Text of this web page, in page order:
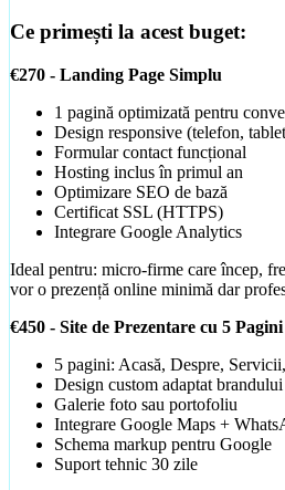
Creare Logo
Identitate vizuală pentru brandul
Prețuri Site IMM 2026
Buget pentru micro, mică, mijlocie
Ce primești la acest buget:
€270 - Landing Page Simplu
1 pagină optimizată pentru
Design responsive (telefon,
Formular contact funcțional
Hosting inclus în primul an
Optimizare SEO de bază
Certificat SSL (HTTPS)
Integrare Google Analytics
Ideal pentru: micro-firme care încep,
vor o prezență online minimă dar
€450 - Site de Prezentare cu 5 Pagini
5 pagini: Acasă, Despre,
Design custom adaptat brandului
Galerie foto sau portofoliu
Integrare Google Maps +
Schema markup pentru Google
Suport tehnic 30 zile